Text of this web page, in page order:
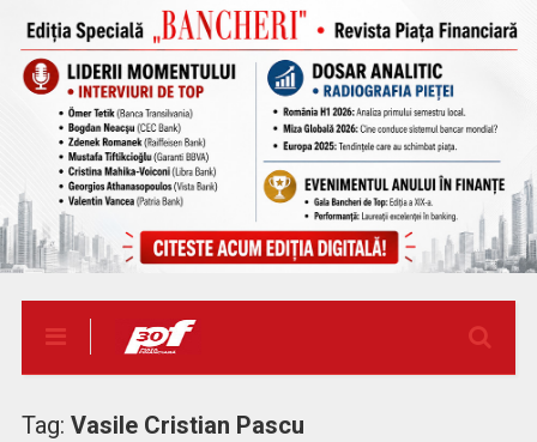
Tag: Vasile Cristian Pascu